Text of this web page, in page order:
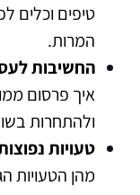
טיפים וכלים
המרות.
החשיבות
איך פרסום
ולהתחרות
טעויות
מהן הטעויות